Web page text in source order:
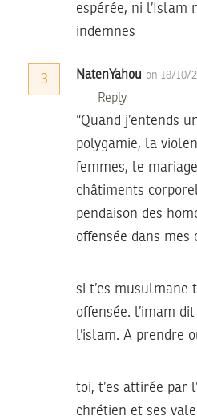
espérée, ni l’Islam
indemnes
3 NatenYahou on 18/10/
Reply
“Quand j’entends
polygamie, la
femmes, le
châtiments
pendaison des
offensée dans mes
si t’es musulmane
offensée. l’imam
l’islam. A prendre
toi, t’es attirée par
chrétien et ses